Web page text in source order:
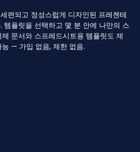
련되고 정성스럽게 디자인된 프레젠테
템플릿을 선택하고 몇 분 안에 나만의 스
문서와 스프레드시트용 템플릿도 제
— 가입 없음, 제한 없음.